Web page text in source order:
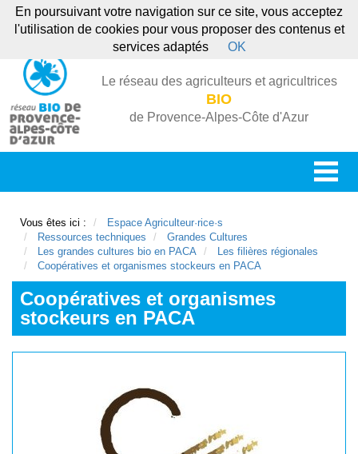
Le réseau des agriculteurs et agricultrices
BIO
de Provence-Alpes-Côte d'Azur
Vous êtes ici :
Espace Agriculteur·rice·s
Ressources techniques
Grandes Cultures
Les grandes cultures bio en PACA
Les filières régionales
Coopératives et organismes stockeurs en PACA
Coopératives et organismes
stockeurs en PACA
En poursuivant votre navigation sur ce site, vous acceptez
l'utilisation de cookies pour vous proposer des contenus et
services adaptés
OK